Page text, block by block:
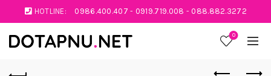
HOTLINE: 0986.400.407 - 0919.719.008 - 088.882.3272
0